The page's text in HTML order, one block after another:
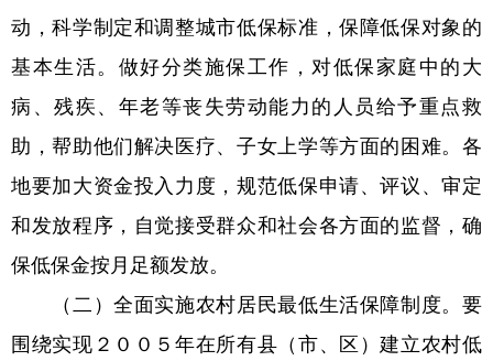
动，科学制定和调整城市低保标准，保障低保对象的
基本生活。做好分类施保工作，对低保家庭中的大
病、残疾、年老等丧失劳动能力的人员给予重点救
助，帮助他们解决医疗、子女上学等方面的困难。各
地要加大资金投入力度，规范低保申请、评议、审定
和发放程序，自觉接受群众和社会各方面的监督，确
保低保金按月足额发放。
（二）全面实施农村居民最低生活保障制度。要
围绕实现２００５年在所有县（市、区）建立农村低